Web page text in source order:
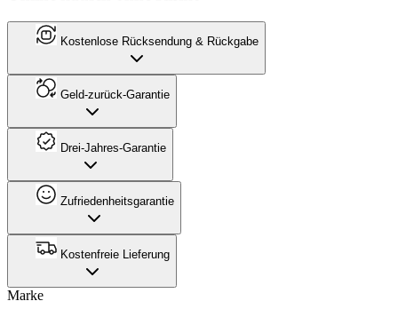
Kostenlose Rücksendung & Rückgabe
Geld-zurück-Garantie
Drei-Jahres-Garantie
Zufriedenheitsgarantie
Kostenfreie Lieferung
Marke